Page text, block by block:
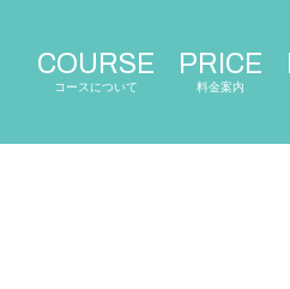
COURSE
コースについて
PRICE
料金案内